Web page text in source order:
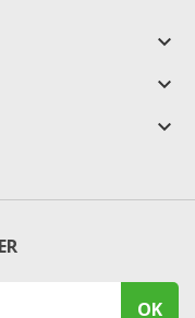
keyboard_arrow_down
keyboard_arrow_down
